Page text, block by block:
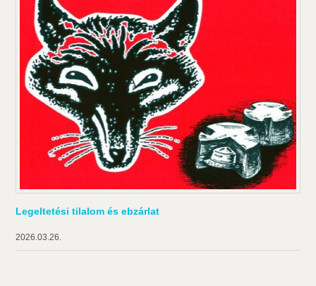
Legeltetési tilalom és ebzárlat
2026.03.26.